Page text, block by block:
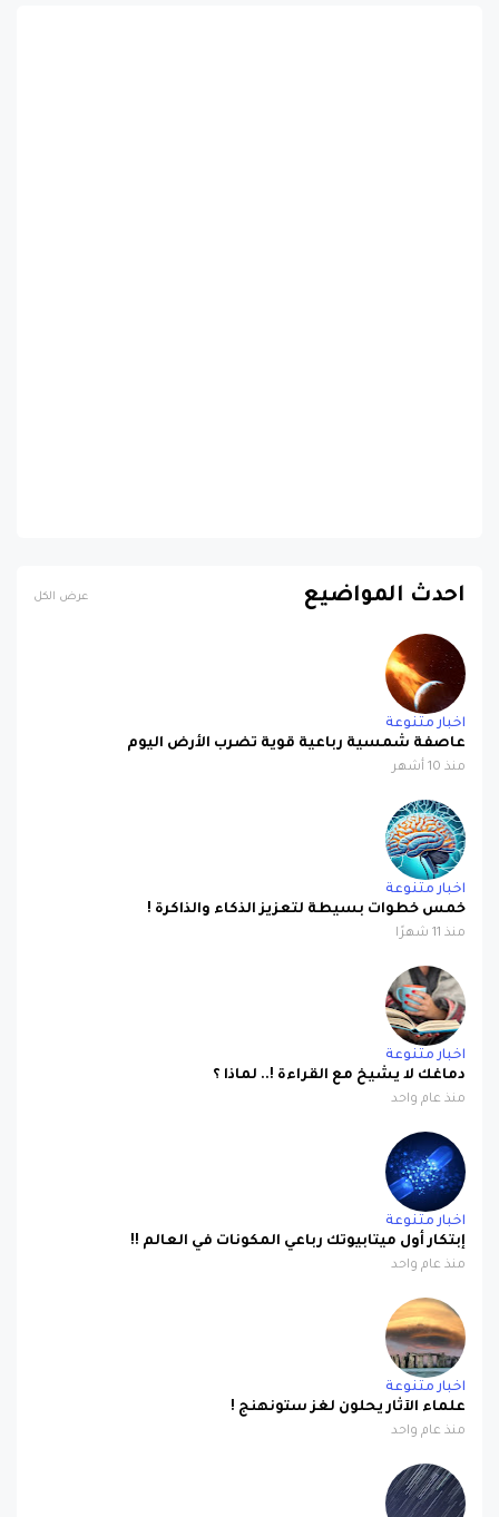
احدث المواضيع عرض الكل
اخبار متنوعة
عاصفة شمسية رباعية قوية تضرب الأرض اليوم
منذ 10 أشهر
اخبار متنوعة
خمس خطوات بسيطة لتعزيز الذكاء والذاكرة !
منذ 11 شهرًا
اخبار متنوعة
دماغك لا يشيخ مع القراءة !.. لماذا ؟
منذ عام واحد
اخبار متنوعة
إبتكار أول ميتابيوتك رباعي المكونات في العالم !!
منذ عام واحد
اخبار متنوعة
علماء الآثار يحلون لغز ستونهنج !
منذ عام واحد